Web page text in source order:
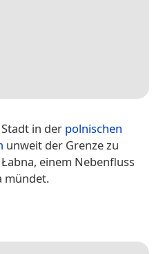
in der polnischen
unweit der Grenze zu
einem Nebenfluss
mündet.